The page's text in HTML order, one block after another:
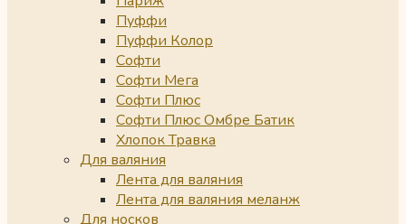
Пуффи
Пуффи Колор
Софти
Софти Мега
Софти Плюс
Софти Плюс Омбре Батик
Хлопок Травка
Для валяния
Лента для валяния
Лента для валяния меланж
Для носков